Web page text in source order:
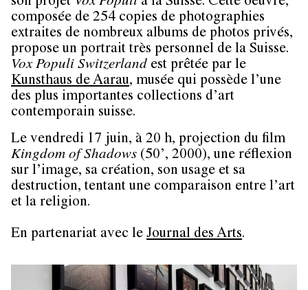
composée de 254 copies de photographies
extraites de nombreux albums de photos privés,
propose un portrait très personnel de la Suisse.
Vox Populi Switzerland est prêtée par le
Kunsthaus de Aarau, musée qui possède l’une
des plus importantes collections d’art
contemporain suisse.
Le vendredi 17 juin, à 20 h, projection du film
Kingdom of Shadows (50’, 2000), une réflexion
sur l’image, sa création, son usage et sa
destruction, tentant une comparaison entre l’art
et la religion.
En partenariat avec le Journal des Arts.